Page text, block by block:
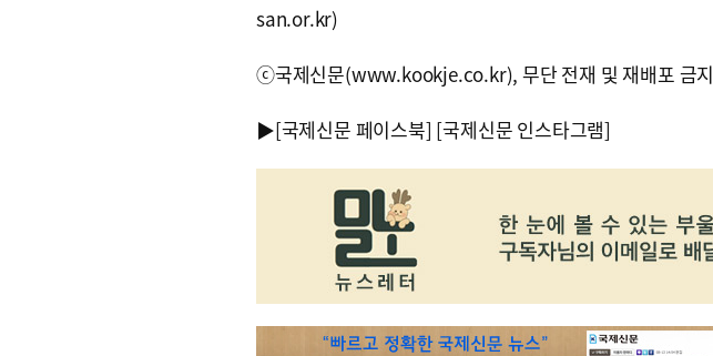
san.or.kr)
ⓒ국제신문(www.kookje.co.kr), 무단 전재 및 재배포 금지
▶[국제신문 페이스북] [국제신문 인스타그램]